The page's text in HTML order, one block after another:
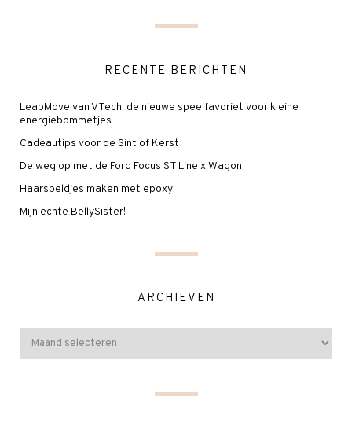
RECENTE BERICHTEN
LeapMove van VTech: de nieuwe speelfavoriet voor kleine
energiebommetjes
Cadeautips voor de Sint of Kerst
De weg op met de Ford Focus ST Line x Wagon
Haarspeldjes maken met epoxy!
Mijn echte BellySister!
ARCHIEVEN